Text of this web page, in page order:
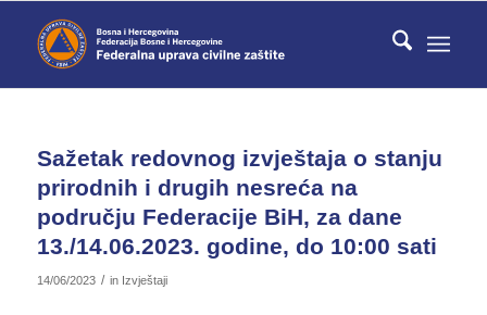
Sažetak redovnog izvještaja o stanju
prirodnih i drugih nesreća na
području Federacije BiH, za dane
13./14.06.2023. godine, do 10:00 sati
14/06/2023 / in Izvještaji